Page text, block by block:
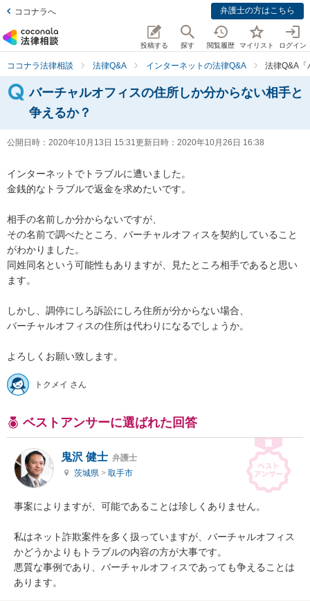
ココナラへ 弁護士の方はこちら
投稿する 探す 閲覧履歴 マイリスト ログイン
ココナラ法律相談 法律Q&A インターネットの法律Q&A 法律Q&A
バーチャルオフィスの住所しか分からない相手と
争えるか？
公開日時： 2020年10月13日 15:31更新日時： 2020年10月26日 16:38
インターネットでトラブルに遭いました。
金銭的なトラブルで返金を求めたいです。
相手の名前しか分からないですが、
その名前で調べたところ、バーチャルオフィスを契約していること
がわかりました。
同姓同名という可能性もありますが、見たところ相手であると思い
ます。
しかし、調停にしろ訴訟にしろ住所が分からない場合、
バーチャルオフィスの住所は代わりになるでしょうか。
トクメイ さん
ベストアンサーに選ばれた回答
鬼沢 健士 弁護士
茨城県 > 取手市
事案によりますが、可能であることは珍しくありません。
私はネット詐欺案件を多く扱っていますが、バーチャルオフィス
かどうかよりもトラブルの内容の方が大事です。
悪質な事例であり、バーチャルオフィスであっても争えることは
あります。